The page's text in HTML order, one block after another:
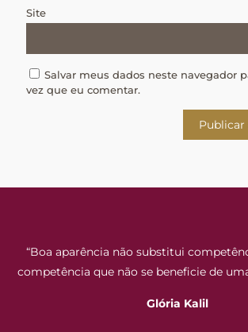
Site
Salvar meus dados neste navegador
vez que eu comentar.
“Boa aparência não substitui
competência que não se beneficie de
Glória Kalil